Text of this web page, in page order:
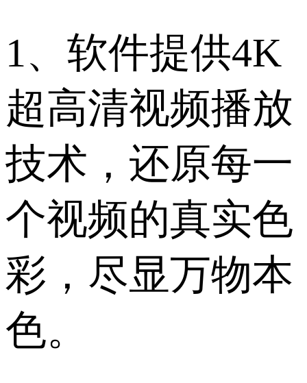
1、软件提供4K
超高清视频播放
技术，还原每一
个视频的真实色
彩，尽显万物本
色。